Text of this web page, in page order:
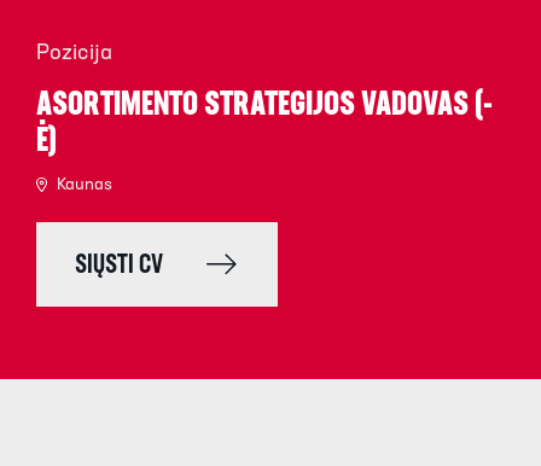
Pozicija
ASORTIMENTO STRATEGIJOS VADOVAS (-
Ė)
Kaunas
SIŲSTI CV